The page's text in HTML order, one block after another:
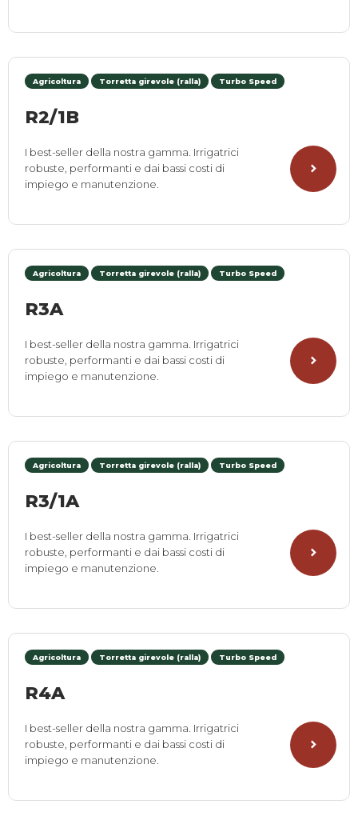
Agricoltura Torretta girevole (ralla) Turbo Speed
R2/1B
I best-seller della nostra gamma. Irrigatrici
robuste, performanti e dai bassi costi di
impiego e manutenzione.
Agricoltura Torretta girevole (ralla) Turbo Speed
R3A
I best-seller della nostra gamma. Irrigatrici
robuste, performanti e dai bassi costi di
impiego e manutenzione.
Agricoltura Torretta girevole (ralla) Turbo Speed
R3/1A
I best-seller della nostra gamma. Irrigatrici
robuste, performanti e dai bassi costi di
impiego e manutenzione.
Agricoltura Torretta girevole (ralla) Turbo Speed
R4A
I best-seller della nostra gamma. Irrigatrici
robuste, performanti e dai bassi costi di
impiego e manutenzione.